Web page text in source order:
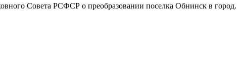
Совета РСФСР о преобразовании поселка Обнинск в город.